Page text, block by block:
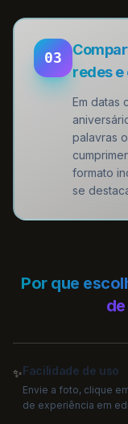
03
redes
Em datas
palavras
formato
se
Por que
✨Facilidade de uso
Envie a foto, clique
de experiência em